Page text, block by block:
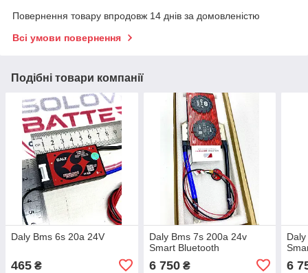
Повернення товару впродовж 14 днів за домовленістю
Всі умови повернення
Подібні товари компанії
Daly Bms 6s 20a 24V
465 ₴
Daly Bms 7s 200a 24v
Smart Bluetooth
6 750₴ 6